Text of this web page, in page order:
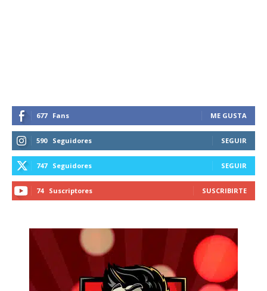
677 Fans ME GUSTA
590 Seguidores SEGUIR
747 Seguidores SEGUIR
74 Suscriptores SUSCRIBIRTE